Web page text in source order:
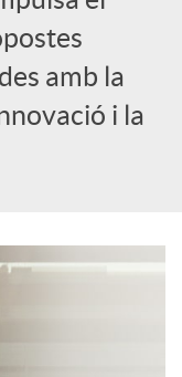
amb la
i la